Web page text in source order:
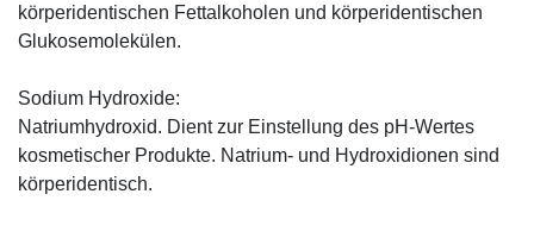
körperidentischen Fettalkoholen und körperidentischen
Glukosemolekülen.
Sodium Hydroxide:
Natriumhydroxid. Dient zur Einstellung des pH-Wertes
kosmetischer Produkte. Natrium- und Hydroxidionen sind
körperidentisch.